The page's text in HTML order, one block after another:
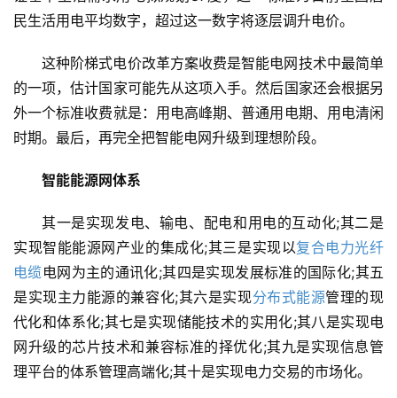
民生活用电平均数字，超过这一数字将逐层调升电价。
这种阶梯式电价改革方案收费是智能电网技术中最简单
的一项，估计国家可能先从这项入手。然后国家还会根据另
外一个标准收费就是：用电高峰期、普通用电期、用电清闲
时期。最后，再完全把智能电网升级到理想阶段。
智能能源网体系
其一是实现发电、输电、配电和用电的互动化;其二是
实现智能能源网产业的集成化;其三是实现以复合电力光纤
电缆电网为主的通讯化;其四是实现发展标准的国际化;其五
是实现主力能源的兼容化;其六是实现分布式能源管理的现
代化和体系化;其七是实现储能技术的实用化;其八是实现电
网升级的芯片技术和兼容标准的择优化;其九是实现信息管
理平台的体系管理高端化;其十是实现电力交易的市场化。